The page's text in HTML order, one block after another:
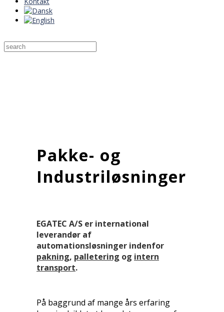
Pakke- og
Industriløsninger
EGATEC A/S er international
leverandør af
automationsløsninger indenfor
pakning, palletering og intern
transport.
På baggrund af mange års erfaring